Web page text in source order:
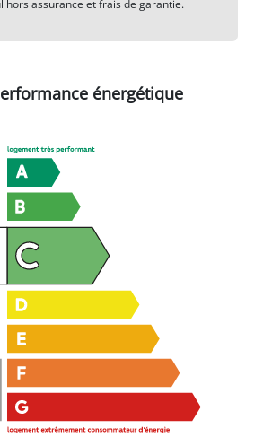
hors assurance et frais de garantie.
énergétique